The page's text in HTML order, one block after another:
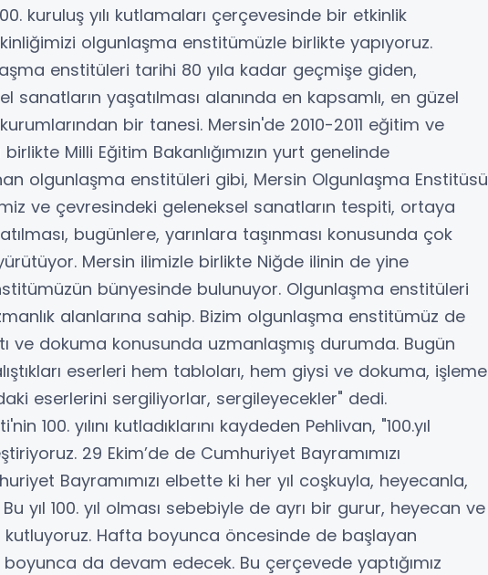
kuruluş yılı kutlamaları çerçevesinde bir etkinlik
olgunlaşma enstitümüzle birlikte yapıyoruz.
enstitüleri tarihi 80 yıla kadar geçmişe giden,
sanatların yaşatılması alanında en kapsamlı, en güzel
bir tanesi. Mersin'de 2010-2011 eğitim ve
Milli Eğitim Bakanlığımızın yurt genelinde
olgunlaşma enstitüleri gibi, Mersin Olgunlaşma Enstitüsü
ve çevresindeki geleneksel sanatların tespiti, ortaya
bugünlere, yarınlara taşınması konusunda çok
Mersin ilimizle birlikte Niğde ilinin de yine
bünyesinde bulunuyor. Olgunlaşma enstitüleri
alanlarına sahip. Bizim olgunlaşma enstitümüz de
ve dokuma konusunda uzmanlaşmış durumda. Bugün
eserleri hem tabloları, hem giysi ve dokuma, işleme
eserlerini sergiliyorlar, sergileyecekler" dedi.
100. yılını kutladıklarını kaydeden Pehlivan, "100.yıl
29 Ekim’de de Cumhuriyet Bayramımızı
Bayramımızı elbette ki her yıl coşkuyla, heyecanla,
yıl 100. yıl olması sebebiyle de ayrı bir gurur, heyecan ve
Hafta boyunca öncesinde de başlayan
da devam edecek. Bu çerçevede yaptığımız